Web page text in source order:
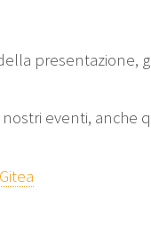
presentazione,
eventi, anche